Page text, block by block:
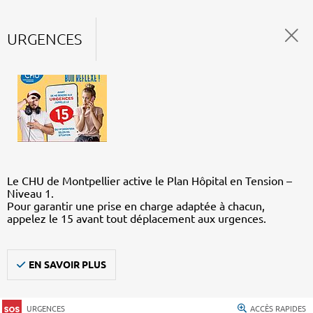
URGENCES
Le CHU de Montpellier active le Plan Hôpital en Tension –
Niveau 1.
Pour garantir une prise en charge adaptée à chacun,
appelez le 15 avant tout déplacement aux urgences.
EN SAVOIR PLUS
URGENCES ACCÈS RAPIDES